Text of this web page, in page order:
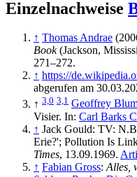
Einzelnachweise
↑ Thomas Andrae
Book(Jackson,
271–272.
↑ https://
abgerufen am
↑ 3,0 3,1 Geoffrey
Visier. In: Carl Barks
↑ Jack Gould: TV:
Erie?'; Pollution Is
Times, 13.09.1969.
↑ Fabian Gross: Alles,